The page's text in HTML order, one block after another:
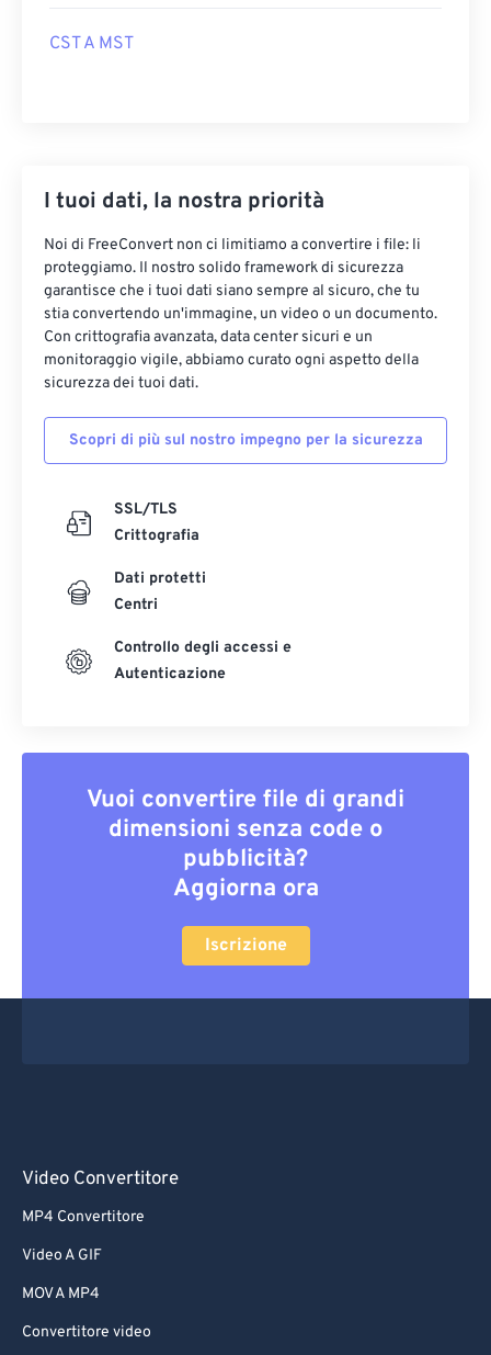
CST A MST
I tuoi dati, la nostra priorità
Noi di FreeConvert non ci limitiamo a convertire i file: li
proteggiamo. Il nostro solido framework di sicurezza
garantisce che i tuoi dati siano sempre al sicuro, che tu
stia convertendo un'immagine, un video o un documento.
Con crittografia avanzata, data center sicuri e un
monitoraggio vigile, abbiamo curato ogni aspetto della
sicurezza dei tuoi dati.
Scopri di più sul nostro impegno per la sicurezza
SSL/TLS
Crittografia
Dati protetti
Centri
Controllo degli accessi e
Autenticazione
Vuoi convertire file di grandi
dimensioni senza code o
pubblicità?
Aggiorna ora
Iscrizione
Video Convertitore
MP4 Convertitore
Video A GIF
MOV A MP4
Convertitore video